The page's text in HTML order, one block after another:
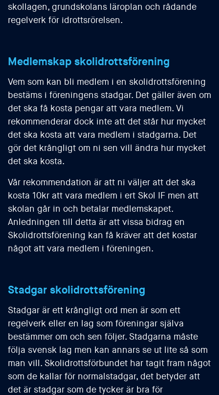
skollagen, grundskolans läroplan och rådande
regelverk för idrottsrörelsen.
Medlemskap skolidrottsförening
Vem som kan bli medlem i en skolidrottsförening
bestäms i föreningens stadgar. Det gäller även om
det ska få kosta pengar att vara medlem. Vi
rekommenderar dock inte att det står hur mycket
det ska kosta att vara medlem i stadgarna. Det
gör det krångligt om ni sen vill ändra hur mycket
det ska kosta.
Vår rekommendation är att ni väljer att det ska
kosta 10kr att vara medlem i ert Skol IF men att
skolan går in och betalar medlemskapet.
Anledningen till detta är att vissa bidrag en
Skolidrottsförening kan få kräver att det kostar
något att vara medlem i föreningen.
Stadgar skolidrottsförening
Stadgar är ett krångligt ord men är som ett
regelverk eller en lag som föreningar själva
bestämmer om och sen följer. Stadgarna måste
följa svensk lag men kan annars se ut lite så som
man vill. Skolidrottsförbundet har tagit fram något
som de kallar för normalstadgar, det betyder att
det är stadgar som de tycker är bra för